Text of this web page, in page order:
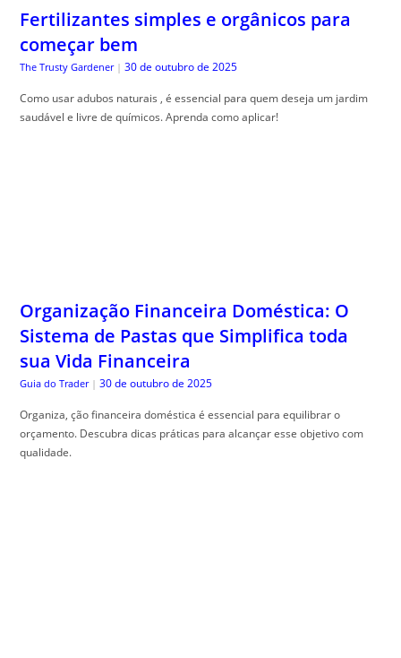
Fertilizantes simples e orgânicos para
começar bem
The Trusty Gardener | 30 de outubro de 2025
Como usar adubos naturais , é essencial para quem deseja um jardim
saudável e livre de químicos. Aprenda como aplicar!
Organização Financeira Doméstica: O
Sistema de Pastas que Simplifica toda
sua Vida Financeira
Guia do Trader | 30 de outubro de 2025
Organiza, ção financeira doméstica é essencial para equilibrar o
orçamento. Descubra dicas práticas para alcançar esse objetivo com
qualidade.